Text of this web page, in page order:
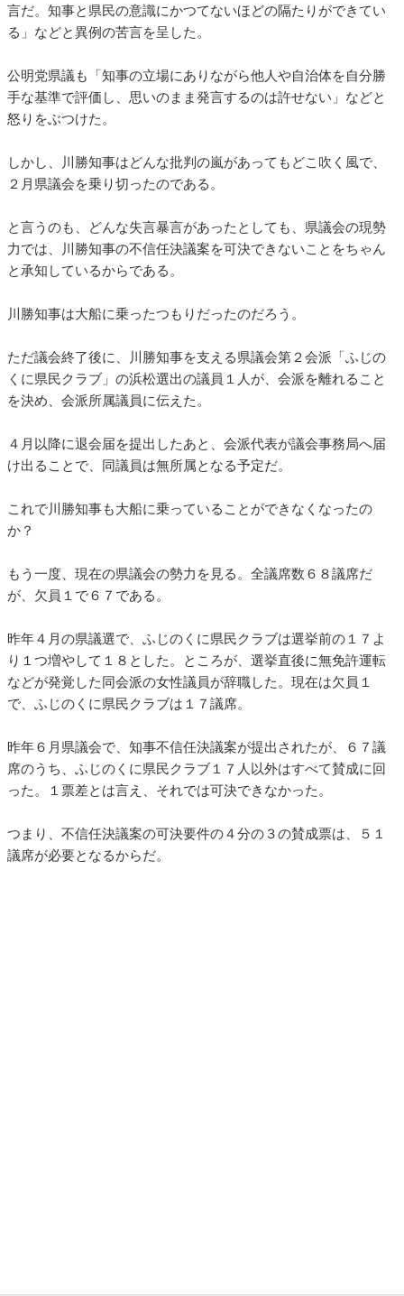
言だ。知事と県民の意識にかつてないほどの隔たりができてい
る」などと異例の苦言を呈した。
公明党県議も「知事の立場にありながら他人や自治体を自分勝
手な基準で評価し、思いのまま発言するのは許せない」などと
怒りをぶつけた。
しかし、川勝知事はどんな批判の嵐があってもどこ吹く風で、
２月県議会を乗り切ったのである。
と言うのも、どんな失言暴言があったとしても、県議会の現勢
力では、川勝知事の不信任決議案を可決できないことをちゃん
と承知しているからである。
川勝知事は大船に乗ったつもりだったのだろう。
ただ議会終了後に、川勝知事を支える県議会第２会派「ふじの
くに県民クラブ」の浜松選出の議員１人が、会派を離れること
を決め、会派所属議員に伝えた。
４月以降に退会届を提出したあと、会派代表が議会事務局へ届
け出ることで、同議員は無所属となる予定だ。
これで川勝知事も大船に乗っていることができなくなったの
か？
もう一度、現在の県議会の勢力を見る。全議席数６８議席だ
が、欠員１で６７である。
昨年４月の県議選で、ふじのくに県民クラブは選挙前の１７よ
り１つ増やして１８とした。ところが、選挙直後に無免許運転
などが発覚した同会派の女性議員が辞職した。現在は欠員１
で、ふじのくに県民クラブは１７議席。
昨年６月県議会で、知事不信任決議案が提出されたが、６７議
席のうち、ふじのくに県民クラブ１７人以外はすべて賛成に回
った。１票差とは言え、それでは可決できなかった。
つまり、不信任決議案の可決要件の４分の３の賛成票は、５１
議席が必要となるからだ。